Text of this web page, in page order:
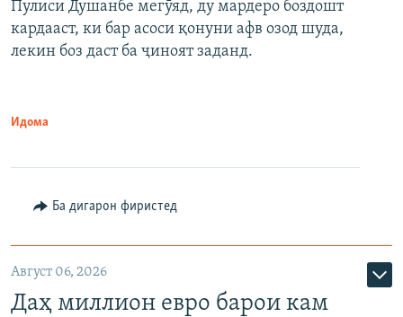
Пулиси Душанбе мегӯяд, ду мардеро боздошт
кардааст, ки бар асоси қонуни афв озод шуда,
лекин боз даст ба ҷиноят заданд.
Идома
Ба дигарон фиристед
Август 06, 2026
Даҳ миллион евро барои кам